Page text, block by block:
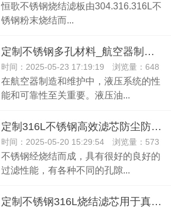
恒歌不锈钢烧结滤板由304.316.316L不
锈钢粉末烧结而...
定制不锈钢多孔材料_航空器制导航螺液压油过滤片
时间：2025-05-23 17:19:19 浏览量：648
在航空器制造和维护中，液压系统的性
能和可靠性至关重要。液压油...
定制316L不锈钢高效滤芯防尘防水不锈钢过滤片
时间：2025-05-20 15:29:54 浏览量：573
不锈钢经烧结而成，具有很好的良好的
过滤性能，有各种不同的孔隙...
定制不锈钢316L烧结滤芯用于真空打包机抽气块|透气板